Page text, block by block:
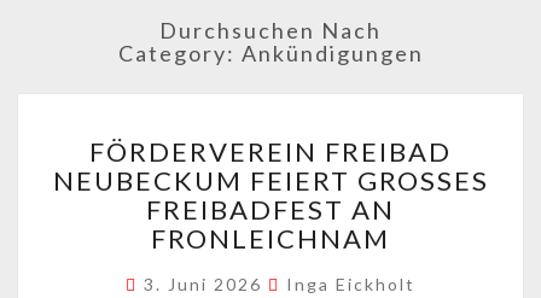
Durchsuchen Nach
Category: Ankündigungen
FREIBAD
NEUBECKUM
FEIERT
GROSSES F
N F
FÖRDERVEREIN FREIBAD
NEUBECKUM FEIERT GROSSES F
REIBADFEST AN F
RONLEICHNAM
3. Juni 2026 Inga Eickholt